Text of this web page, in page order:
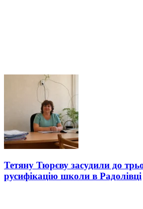
Тетяну Тюрєву засудили до
русифікацію школи в Радолівці